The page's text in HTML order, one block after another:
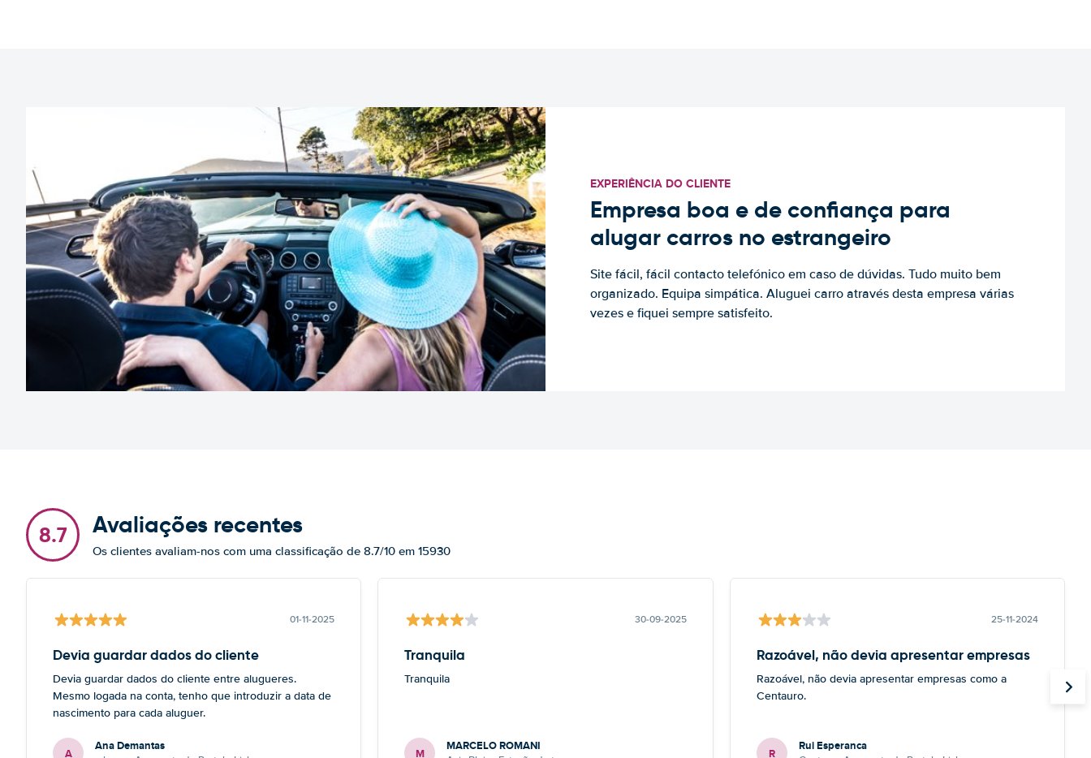
EXPERIÊNCIA DO CLIENTE
Empresa boa e de confiança para
alugar carros no estrangeiro
Site fácil, fácil contacto telefónico em caso de dúvidas. Tudo muito bem
organizado. Equipa simpática. Aluguei carro através desta empresa várias
vezes e fiquei sempre satisfeito.
8.7 Avaliações recentes
Os clientes avaliam-nos com uma classificação de 8.7/10 em 15930
01-11-2025
Devia guardar dados do cliente
Devia guardar dados do cliente entre alugueres.
Mesmo logada na conta, tenho que introduzir a data de
nascimento para cada aluguer.
A Ana Demantas
30-09-2025
Tranquila
Tranquila
M MARCELO ROMANI
25-11-2024
Razoável, não devia apresentar empresas
Razoável, não devia apresentar empresas como a
Centauro.
R Rui Esperanca